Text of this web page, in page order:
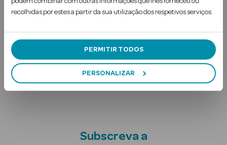
recolhidas por estes a partir da sua utilização dos respetivos serviços.
PERMITIR TODOS
PERSONALIZAR
Cor sortida, não é possíve…
Uso Recomendado
Contra-indicações
Subscreva a